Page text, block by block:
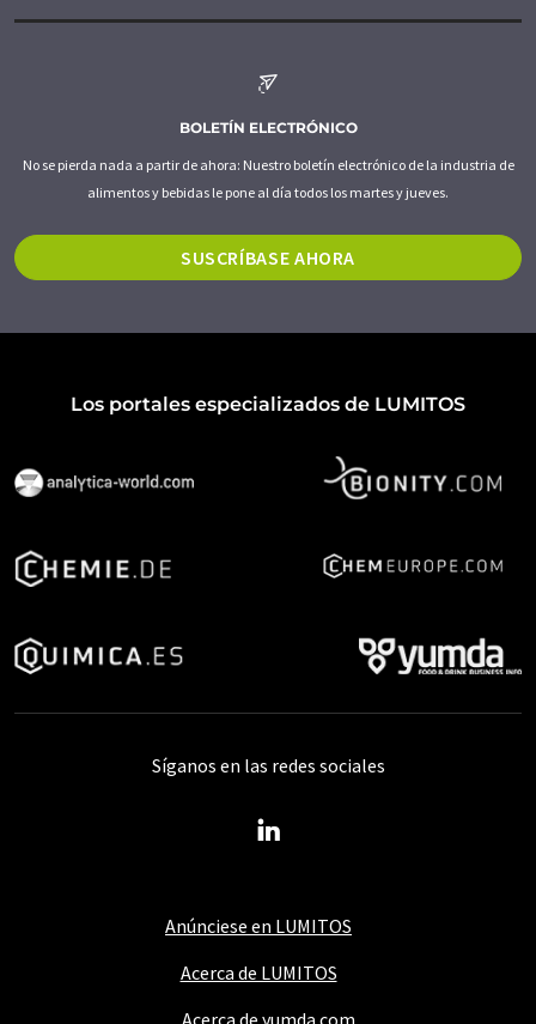
BOLETÍN ELECTRÓNICO
No se pierda nada a partir de ahora: Nuestro boletín electrónico de la industria de
alimentos y bebidas le pone al día todos los martes y jueves.
SUSCRÍBASE AHORA
Los portales especializados de LUMITOS
Anúnciese en LUMITOS
Acerca de LUMITOS
Acerca de yumda.com
Síganos en las redes sociales